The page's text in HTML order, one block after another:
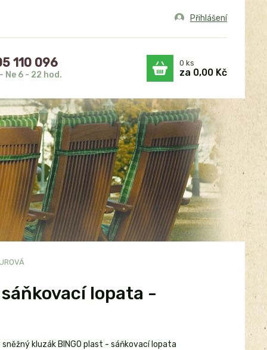
Přihlášení
110 096
Ne 6 - 22 hod.
0 ks
za 0,00 Kč
lopata -
kluzák BINGO plast - sáňkovací lopata